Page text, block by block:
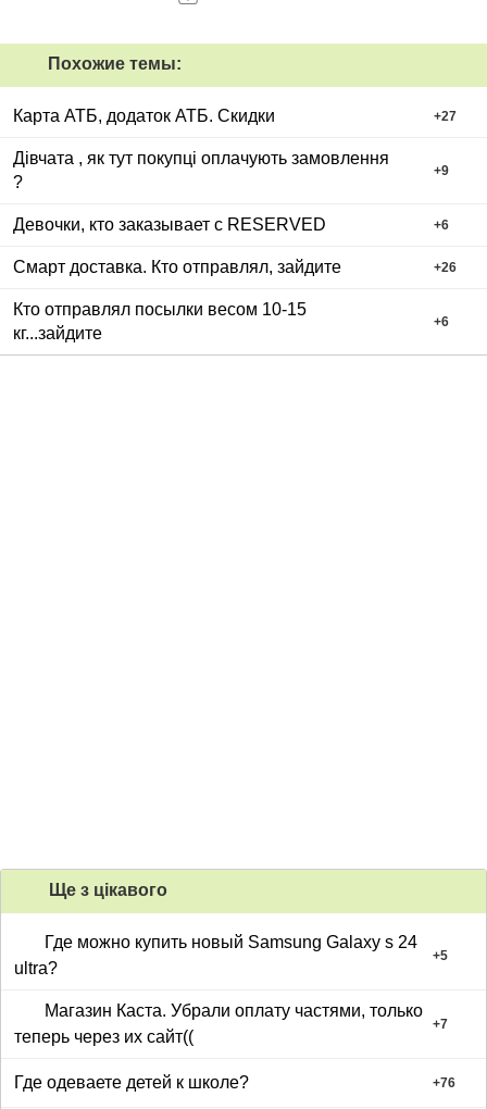
Похожие темы:
Карта АТБ, додаток АТБ. Скидки +27
Дівчата , як тут покупці оплачують замовлення
?
+9
Девочки, кто заказывает с RESERVED +6
Смарт доставка. Кто отправлял, зайдите +26
Кто отправлял посылки весом 10-15
кг...зайдите
+6
Ще з цiкавого
Где можно купить новый Samsung Galaxy s 24
ultra?
+5
Магазин Каста. Убрали оплату частями, только
теперь через их сайт((
+7
Где одеваете детей к школе? +76